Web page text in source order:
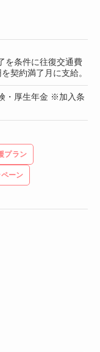
を条件に往復交通費
契約満了月に支給。
・厚生年金 ※加入条
プラン
ーン